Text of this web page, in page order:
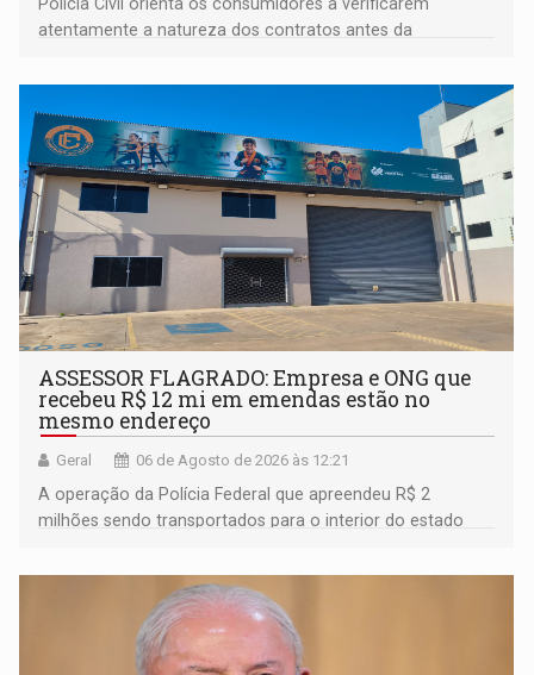
atentamente a natureza dos contratos antes da
ASSESSOR FLAGRADO: Empresa e ONG que
recebeu R$ 12 mi em emendas estão no
mesmo endereço
Geral 06 de Agosto de 2026 às 12:21
A operação da Polícia Federal que apreendeu R$ 2
milhões sendo transportados para o interior do estado
ligação do suspeito com um deputado federal do União
Brasil por Rondônia